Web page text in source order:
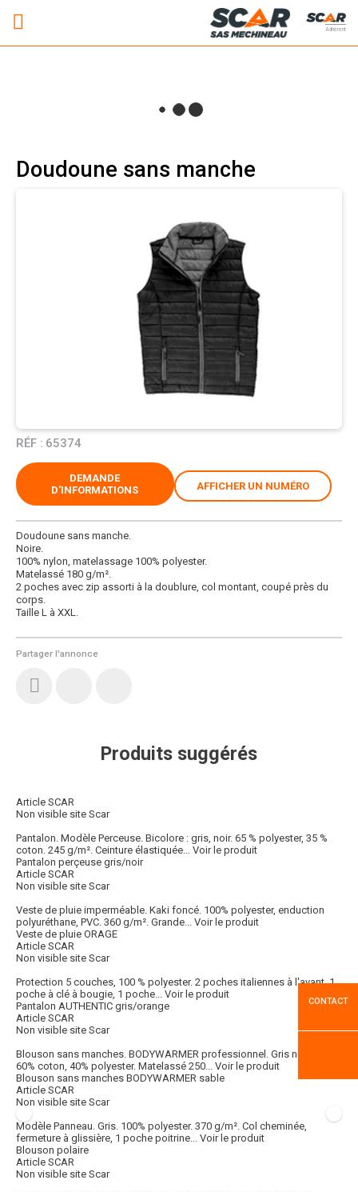
Adhérent
Doudoune sans manche
RÉF : 65374
Partager l'annonce
Doudoune sans manche.
Noire.
100% nylon, matelassage 100% polyester.
Matelassé 180 g/m².
2 poches avec zip assorti à la doublure, col montant, coupé près du
corps.
Taille L à XXL.
DEMANDE
D'INFORMATIONS
AFFICHER UN NUMÉRO
Produits suggérés
Article SCAR
Non visible site Scar
Pantalon. Modèle Perceuse. Bicolore : gris, noir. 65 % polyester, 35 %
coton. 245 g/m². Ceinture élastiquée...
Voir le produit
Pantalon perçeuse gris/noir
Article SCAR
Non visible site Scar
Veste de pluie imperméable. Kaki foncé. 100% polyester, enduction
polyuréthane, PVC. 360 g/m². Grande...
Voir le produit
Veste de pluie ORAGE
Article SCAR
Non visible site Scar
Protection 5 couches, 100 % polyester. 2 poches italiennes à l'avant, 1
poche à clé à bougie, 1 poche...
Voir le produit
Pantalon AUTHENTIC gris/orange
Article SCAR
Non visible site Scar
Blouson sans manches. BODYWARMER professionnel. Gris nuit/noir.
60% coton, 40% polyester. Matelassé 250...
Voir le produit
Blouson sans manches BODYWARMER sable
Article SCAR
Non visible site Scar
Modèle Panneau. Gris. 100% polyester. 370 g/m². Col cheminée,
fermeture à glissière, 1 poche poitrine...
Voir le produit
Blouson polaire
Article SCAR
Non visible site Scar
CONTACT